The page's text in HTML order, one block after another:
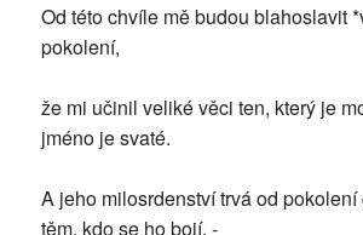
Od této chvíle mě budou blahoslavit
pokolení,
že mi učinil veliké věci ten, který je
jméno je svaté.
A jeho milosrdenství trvá od
těm, kdo se ho bojí. -